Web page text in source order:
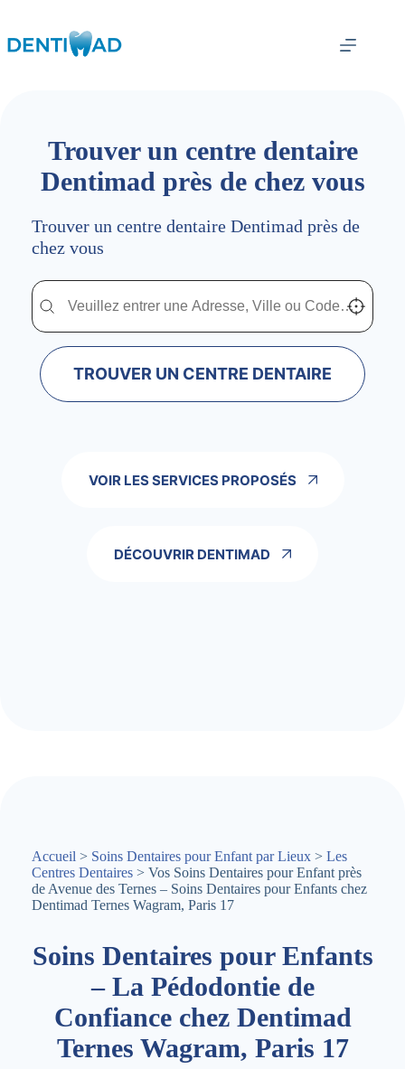
contenu
Trouver un centre dentaire
Dentimad près de chez vous
Trouver un centre dentaire Dentimad près de
chez vous
Trouver un centre dentaire Dentimad près de
Trouver un centre dentaire Dentimad près de chez vous Localisez-
TROUVER UN CENTRE DENTAIRE
VOIR LES SERVICES PROPOSÉS
DÉCOUVRIR DENTIMAD
Accueil > Soins Dentaires pour Enfant par Lieux > Les
Centres Dentaires > Vos Soins Dentaires pour Enfant près
de Avenue des Ternes – Soins Dentaires pour Enfants chez
Dentimad Ternes Wagram, Paris 17
Soins Dentaires pour Enfants
– La Pédodontie de
Confiance chez Dentimad
Ternes Wagram, Paris 17